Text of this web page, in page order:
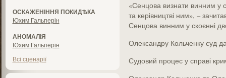
ОСКАЖЕНІННЯ ПОКИДѢКА
Юхим Гальперін
АНОМАЛІЯ
Юхим Гальперін
Всі сценарії
«Сенцова визнати винним у
та керівництві ним», –
Сенцова винним у скоєнні
Олександру Кольченку суд
Судовий процес у справі